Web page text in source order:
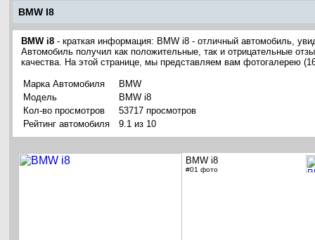
BMW I8
BMW i8 - краткая информация: BMW i8 - отличный автомобиль,
Автомобиль получил как положительные, так и отрицательные
качества. На этой странице, мы представляем вам фотогалерею
Марка Автомобиля
BMW
Модель
BMW i8
Кол-во просмотров
53717 просмотров
Рейтинг автомобиля
9.1 из 10
BMW i8
#01 фото